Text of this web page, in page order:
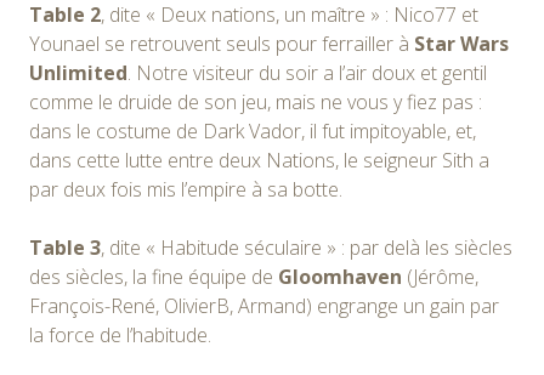
Table 2, dite « Deux nations, un maître » : Nico77 et
Younael se retrouvent seuls pour ferrailler à Star Wars
Unlimited. Notre visiteur du soir a l’air doux et gentil
comme le druide de son jeu, mais ne vous y fiez pas :
dans le costume de Dark Vador, il fut impitoyable, et,
dans cette lutte entre deux Nations, le seigneur Sith a
par deux fois mis l’empire à sa botte.
Table 3, dite « Habitude séculaire » : par delà les siècles
des siècles, la fine équipe de Gloomhaven (Jérôme,
François-René, OlivierB, Armand) engrange un gain par
la force de l’habitude.